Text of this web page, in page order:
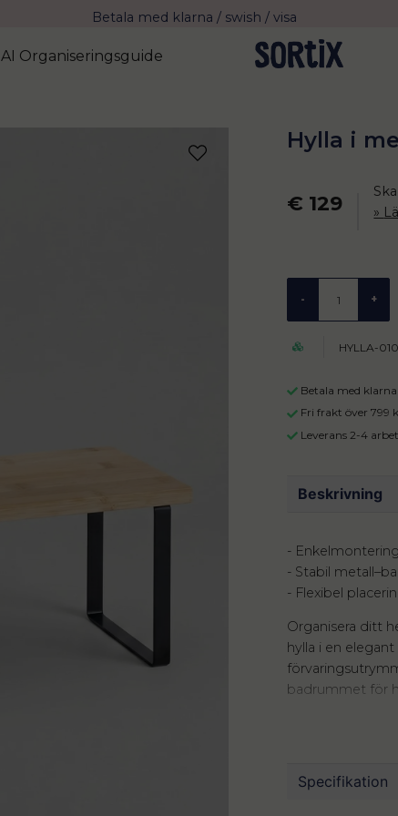
Betala med klarna / swish / visa
Fri frakt över 799 kr eller vid avhämtning
Leverans 2-4 arbetsdagar med Postnord
AI Organiseringsguide
Hylla i
€ 129
- +
HYLLA-010
Betala med
Fri frakt över 799
Leverans 2-4
Beskrivning
- Enkelmontering
- Stabil
- Flexibel
Organisera ditt
hylla i en
badrummet för
innebär att du
ömtåliga glas
Specifikation